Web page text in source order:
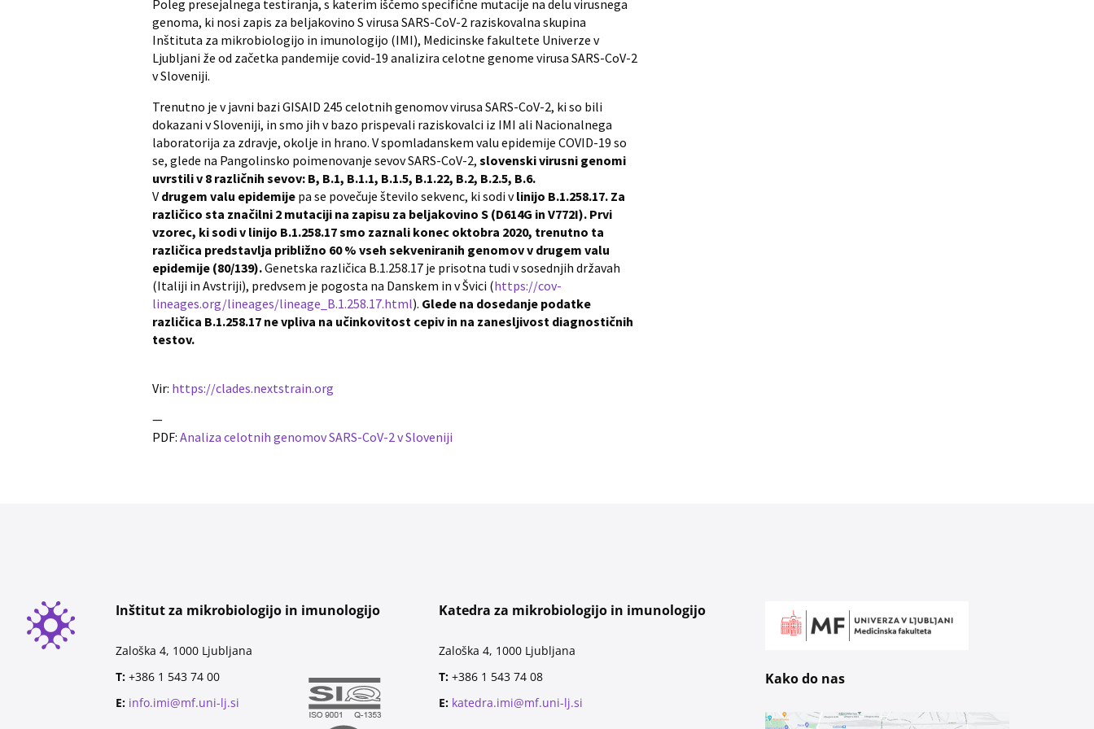
Poleg presejalnega testiranja, s katerim iščemo specifične mutacije na delu virusnega
genoma, ki nosi zapis za beljakovino S virusa SARS-CoV-2 raziskovalna skupina
Inštituta za mikrobiologijo in imunologijo (IMI), Medicinske fakultete Univerze v
Ljubljani že od začetka pandemije covid-19 analizira celotne genome virusa SARS-CoV-2
v Sloveniji.
Trenutno je v javni bazi GISAID 245 celotnih genomov virusa SARS-CoV-2, ki so bili
dokazani v Sloveniji, in smo jih v bazo prispevali raziskovalci iz IMI ali Nacionalnega
laboratorija za zdravje, okolje in hrano. V spomladanskem valu epidemije COVID-19 so
se, glede na Pangolinsko poimenovanje sevov SARS-CoV-2, slovenski virusni genomi
uvrstili v 8 različnih sevov: B, B.1, B.1.1, B.1.5, B.1.22, B.2, B.2.5, B.6.
V drugem valu epidemijepa se povečuje število sekvenc, ki sodi vlinijo B.1.258.17. Za
različico sta značilni 2 mutaciji na zapisu za beljakovino S (D614G in V772I). Prvi
vzorec, ki sodi v linijo B.1.258.17 smo zaznali konec oktobra 2020, trenutno ta
različica predstavlja približno 60 % vseh sekveniranih genomov v drugem valu
epidemije (80/139).Genetska različica B.1.258.17 je prisotna tudi v sosednjih državah
(Italiji in Avstriji), predvsem je pogosta na Danskem in v Švici (https://cov-
lineages.org/lineages/lineage_B.1.258.17.html). Glede na dosedanje podatke
različica B.1.258.17 ne vpliva na učinkovitost cepiv in na zanesljivost diagnostičnih
testov.
Vir: https://clades.nextstrain.org
—
PDF: Analiza celotnih genomov SARS-CoV-2 v Sloveniji
Inštitut za mikrobiologijo in imunologijo
Zaloška 4, 1000 Ljubljana
T: +386 1 543 74 00
E: info.imi@mf.uni-lj.si
Katedra za mikrobiologijo in imunologijo
Zaloška 4, 1000 Ljubljana
T: +386 1 543 74 08
E: katedra.imi@mf.uni-lj.si
Kako do nas